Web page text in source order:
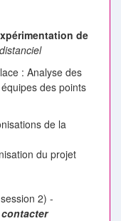
de
: Analyse des
des points
de la
du projet
2) -